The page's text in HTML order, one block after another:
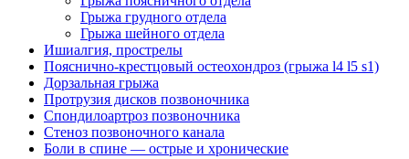
Грыжа грудного отдела
Грыжа шейного отдела
Ишиалгия, прострелы
Пояснично-крестцовый остеохондроз (грыжа l4 l5 s1)
Дорзальная грыжа
Протрузия дисков позвоночника
Спондилоартроз позвоночника
Стеноз позвоночного канала
Боли в спине — острые и хронические